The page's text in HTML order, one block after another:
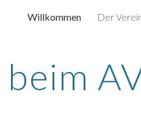
Skip to navigation
Willkommen Der